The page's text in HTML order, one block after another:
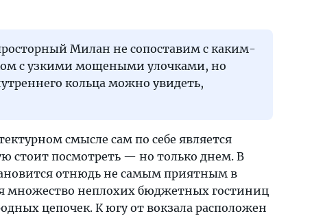
Милан не сопоставим с каким-
с узкими мощеными улочками, но
кольца можно увидеть,
смысле сам по себе является
стоит посмотреть — но только днем. В
отнюдь не самым приятным в
множество неплохих бюджетных гостиниц
цепочек. К югу от вокзала расположен